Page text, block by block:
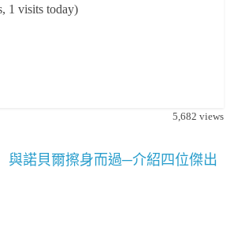
1 visits today)
5,682 views
與諾貝爾擦身而過─介紹四位傑出